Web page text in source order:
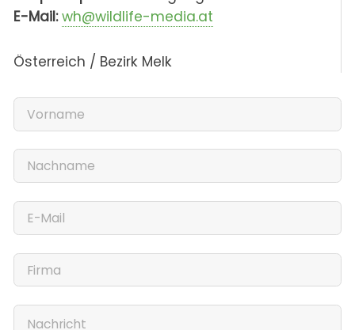
E-Mail: wh@wildlife-media.at
Österreich / Bezirk Melk